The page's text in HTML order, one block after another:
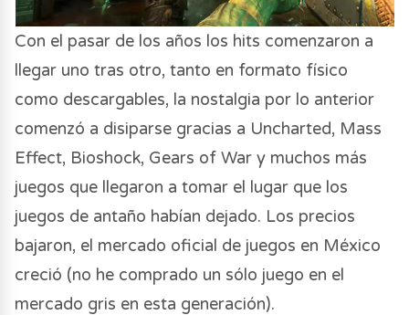
Con el pasar de los años los hits comenzaron a
llegar uno tras otro, tanto en formato físico
como descargables, la nostalgia por lo anterior
comenzó a disiparse gracias a Uncharted, Mass
Effect, Bioshock, Gears of War y muchos más
juegos que llegaron a tomar el lugar que los
juegos de antaño habían dejado. Los precios
bajaron, el mercado oficial de juegos en México
creció (no he comprado un sólo juego en el
mercado gris en esta generación).